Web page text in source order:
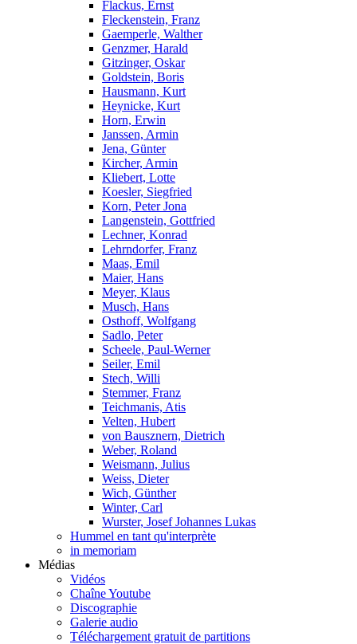
Flackus, Ernst
Fleckenstein, Franz
Gaemperle, Walther
Genzmer, Harald
Gitzinger, Oskar
Goldstein, Boris
Hausmann, Kurt
Heynicke, Kurt
Horn, Erwin
Janssen, Armin
Jena, Günter
Kircher, Armin
Kliebert, Lotte
Koesler, Siegfried
Korn, Peter Jona
Langenstein, Gottfried
Lechner, Konrad
Lehrndorfer, Franz
Maas, Emil
Maier, Hans
Meyer, Klaus
Musch, Hans
Osthoff, Wolfgang
Sadlo, Peter
Scheele, Paul-Werner
Seiler, Emil
Stech, Willi
Stemmer, Franz
Teichmanis, Atis
Velten, Hubert
von Bausznern, Dietrich
Weber, Roland
Weismann, Julius
Weiss, Dieter
Wich, Günther
Winter, Carl
Wurster, Josef Johannes Lukas
Hummel en tant qu'interprète
in memoriam
Médias
Vidéos
Chaîne Youtube
Discographie
Galerie audio
Téléchargement gratuit de partitions